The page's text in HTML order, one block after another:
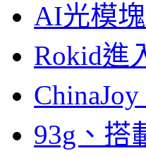
AI光模
Rokid進
93g、搭